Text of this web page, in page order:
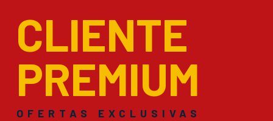
CLIENTE
PREMIUM
OFERTAS EXCLUSIVAS